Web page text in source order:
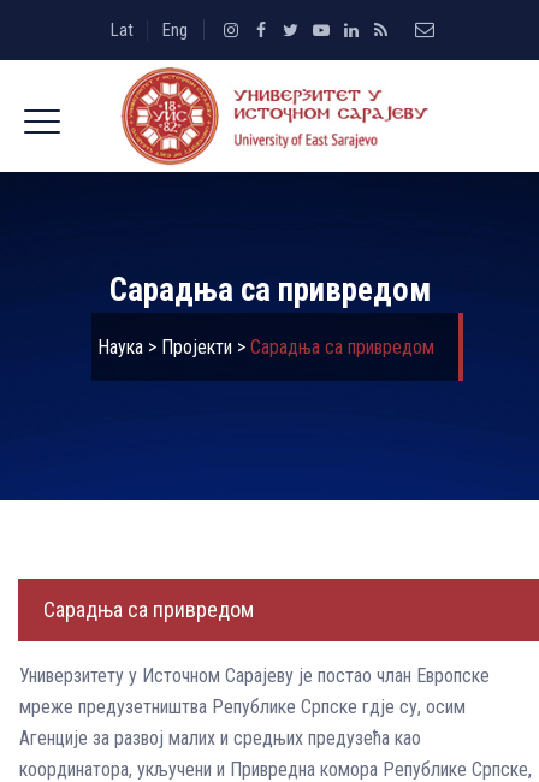
Lat Eng
Сарадња са привредом
Наука> Пројекти> Сарадња са привредом
Сарадња са привредом
Универзитету у Источном Сарајеву је постао члан Европскe
мрежe предузетништва Републике Српске гдје су, осим
Агенције за развој малих и средњих предузећа као
координатора, укључени и Привредна комора Републике Српске,